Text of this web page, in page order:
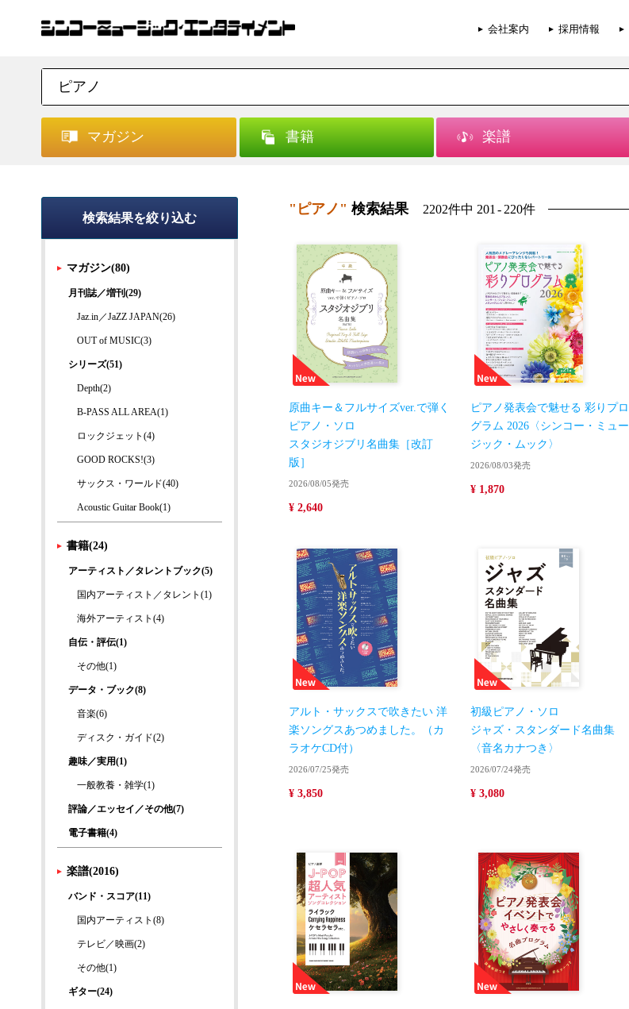
会社案内 採用情報
マガジン 書籍 楽譜
"ピアノ" 検索結果 2202件中 201 - 220件
原曲キー＆フルサイズver.で弾く
ピアノ・ソロ
スタジオジブリ名曲集［改訂
版］
2026/08/05発売
¥ 2,640
ピアノ発表会で魅せる 彩りプロ
グラム 2026〈シンコー・ミュー
ジック・ムック〉
2026/08/03発売
¥ 1,870
アルト・サックスで吹きたい 洋
楽ソングスあつめました。（カ
ラオケCD付）
2026/07/25発売
¥ 3,850
初級ピアノ・ソロ
ジャズ・スタンダード名曲集
〈音名カナつき〉
2026/07/24発売
¥ 3,080
検索結果を絞り込む
マガジン(80)
月刊誌／増刊(29)
Jaz.in／JaZZ JAPAN(26)
OUT of MUSIC(3)
シリーズ(51)
Depth(2)
B-PASS ALL AREA(1)
ロックジェット(4)
GOOD ROCKS!(3)
サックス・ワールド(40)
Acoustic Guitar Book(1)
書籍(24)
アーティスト／タレントブック(5)
国内アーティスト／タレント(1)
海外アーティスト(4)
自伝・評伝(1)
その他(1)
データ・ブック(8)
音楽(6)
ディスク・ガイド(2)
趣味／実用(1)
一般教養・雑学(1)
評論／エッセイ／その他(7)
電子書籍(4)
楽譜(2016)
バンド・スコア(11)
国内アーティスト(8)
テレビ／映画(2)
その他(1)
ギター(24)